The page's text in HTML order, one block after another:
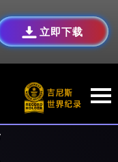
立即下载